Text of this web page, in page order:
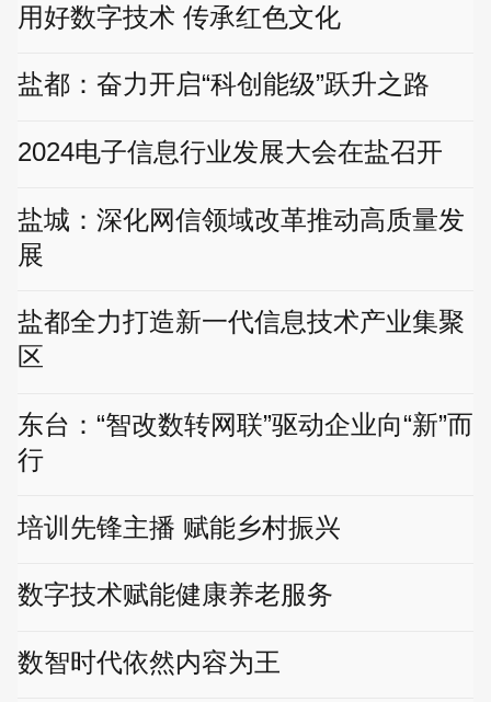
用好数字技术 传承红色文化
盐都：奋力开启“科创能级”跃升之路
2024电子信息行业发展大会在盐召开
盐城：深化网信领域改革推动高质量发
展
盐都全力打造新一代信息技术产业集聚
区
东台：“智改数转网联”驱动企业向“新”而
行
培训先锋主播 赋能乡村振兴
数字技术赋能健康养老服务
数智时代依然内容为王